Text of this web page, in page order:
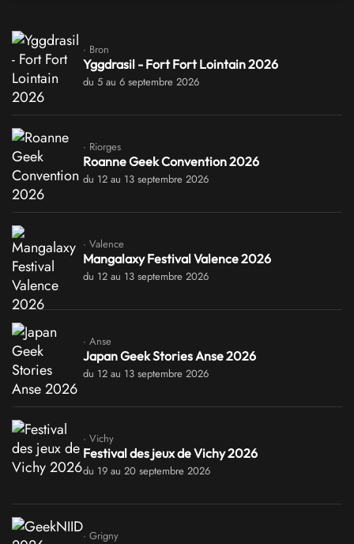
· Bron
Yggdrasil - Fort Fort Lointain 2026
du 5 au 6 septembre 2026
· Riorges
Roanne Geek Convention 2026
du 12 au 13 septembre 2026
· Valence
Mangalaxy Festival Valence 2026
du 12 au 13 septembre 2026
· Anse
Japan Geek Stories Anse 2026
du 12 au 13 septembre 2026
· Vichy
Festival des jeux de Vichy 2026
du 19 au 20 septembre 2026
· Grigny